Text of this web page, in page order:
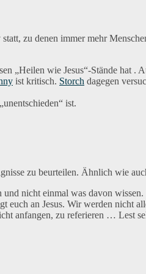
statt, zu denen immer mehr
„Heilen wie Jesus“-Stände hat .
ist kritisch. Storch dagegen
ist.
zu beurteilen. Ähnlich wie
nicht einmal was davon
euch an Jesus. Wir werden nicht
anfangen, zu referieren … Lest